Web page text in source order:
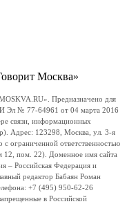
Москва»
Предназначено для
Эл № 77-64961 от 04 марта 2016
связи, информационных
Адрес: 123298, Москва, ул. 3-я
ограниченной ответственностью
пом. 22). Доменное имя сайта
– Российская Федерация и
редактор Бабаян Роман
+7 (495) 950-62-26
в Российской